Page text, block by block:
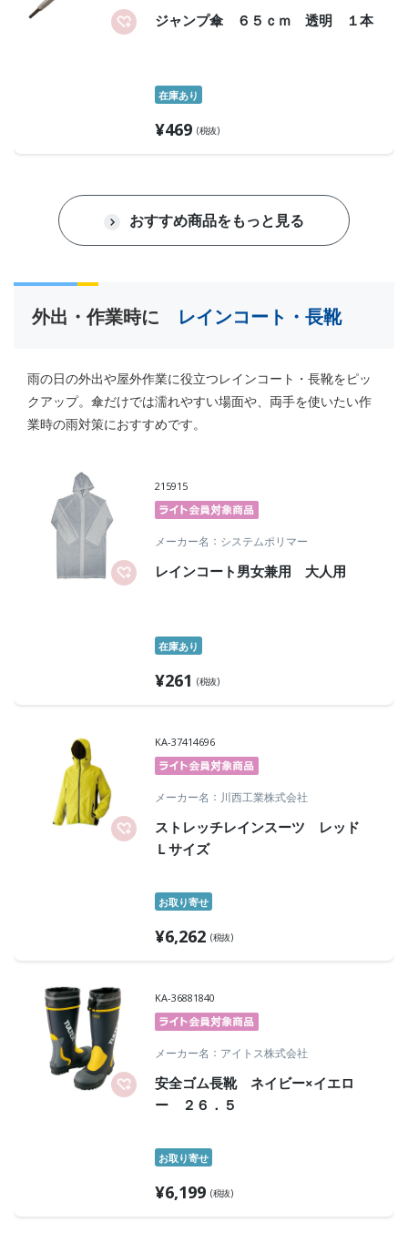
ジャンプ傘 ６５ｃｍ 透明 １本
在庫あり
¥469 (税抜)
おすすめ商品をもっと見る
外出・作業時に レインコート・長靴
雨の日の外出や屋外作業に役立つレインコート・長靴をピッ
クアップ。傘だけでは濡れやすい場面や、両手を使いたい作
業時の雨対策におすすめです。
215915
メーカー名 システムポリマー
レインコート男女兼用 大人用
在庫あり
¥261 (税抜)
KA-37414696
メーカー名 川西工業株式会社
ストレッチレインスーツ レッド
Ｌサイズ
お取り寄せ
¥6,262 (税抜)
KA-36881840
メーカー名 アイトス株式会社
安全ゴム長靴 ネイビー×イエロ
ー ２６．５
お取り寄せ
¥6,199 (税抜)